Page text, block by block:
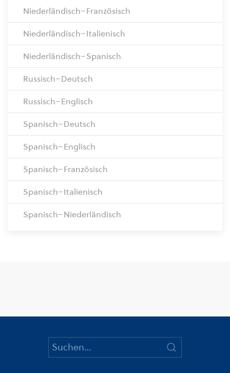
Niederländisch–Französisch
Niederländisch–Italienisch
Niederländisch–Spanisch
Russisch–Deutsch
Russisch–Englisch
Spanisch–Deutsch
Spanisch–Englisch
Spanisch–Französisch
Spanisch–Italienisch
Spanisch–Niederländisch